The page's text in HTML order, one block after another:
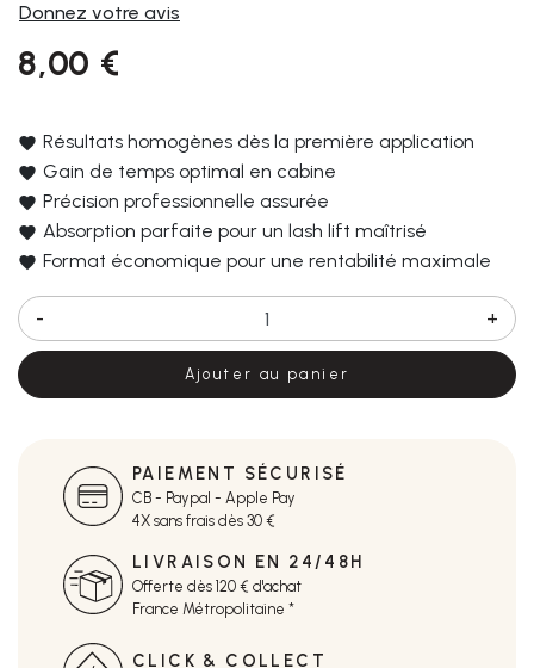
Donnez votre avis
8,00 €
Résultats homogènes dès la première application
Gain de temps optimal en cabine
Précision professionnelle assurée
Absorption parfaite pour un lash lift maîtrisé
Format économique pour une rentabilité maximale
- +
Ajouter au panier
PAIEMENT SÉCURISÉ
CB - Paypal - Apple Pay
4X sans frais dès 30 €
LIVRAISON EN 24/48H
Offerte dès 120 € d'achat
France Métropolitaine *
CLICK & COLLECT